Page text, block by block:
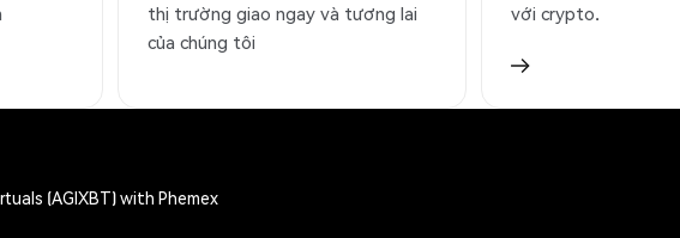
thị trường giao ngay và tương lai
của chúng tôi
với crypto.
(AGIXBT) with Phemex